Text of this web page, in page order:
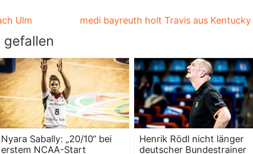
Ulm medi bayreuth holt Travis aus Kentucky
gefallen
Nyara Sabally: „20/10“ bei
erstem NCAA-Start
Henrik Rödl nicht länger
deutscher Bundestrainer